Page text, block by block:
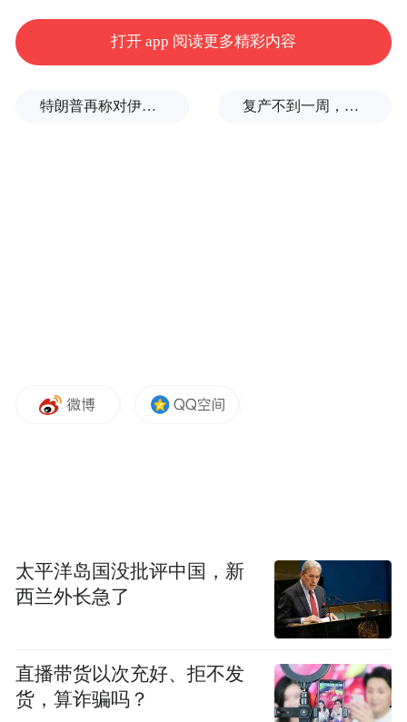
并支持后排一键放倒形成1.9米休憩空间。
打开 app 阅读更多精彩内容
特朗普再称对伊朗战争将很快结束 复产不到一周，山西焦煤西曲矿因安全事故再停产：1人遇难
太平洋岛国没批评中国，新
西兰外长急了
直播带货以次充好、拒不发
货，算诈骗吗？